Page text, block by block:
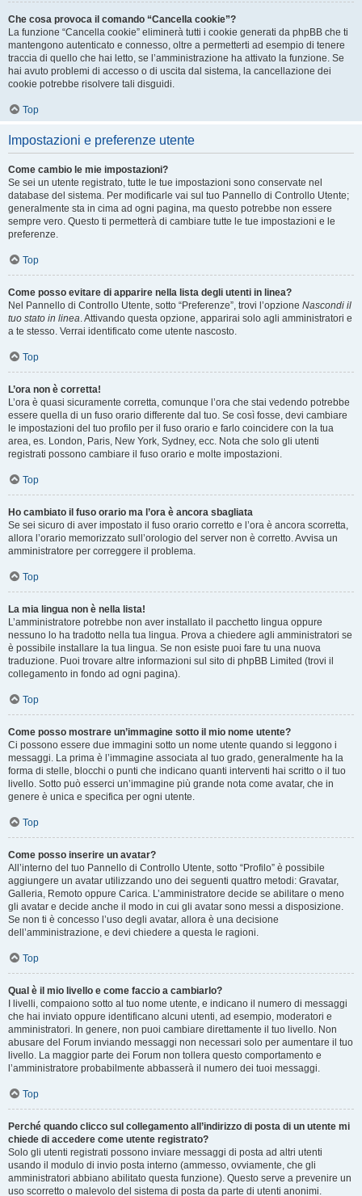
Che cosa provoca il comando “Cancella cookie”?
La funzione “Cancella cookie” eliminerà tutti i cookie generati da phpBB che ti
mantengono autenticato e connesso, oltre a permetterti ad esempio di tenere
traccia di quello che hai letto, se l’amministrazione ha attivato la funzione. Se
hai avuto problemi di accesso o di uscita dal sistema, la cancellazione dei
cookie potrebbe risolvere tali disguidi.
Top
Impostazioni e preferenze utente
Come cambio le mie impostazioni?
Se sei un utente registrato, tutte le tue impostazioni sono conservate nel
database del sistema. Per modificarle vai sul tuo Pannello di Controllo Utente;
generalmente sta in cima ad ogni pagina, ma questo potrebbe non essere
sempre vero. Questo ti permetterà di cambiare tutte le tue impostazioni e le
preferenze.
Top
Come posso evitare di apparire nella lista degli utenti in linea?
Nel Pannello di Controllo Utente, sotto “Preferenze”, trovi l’opzione Nascondi il
tuo stato in linea. Attivando questa opzione, apparirai solo agli amministratori e
a te stesso. Verrai identificato come utente nascosto.
Top
L’ora non è corretta!
L’ora è quasi sicuramente corretta, comunque l’ora che stai vedendo potrebbe
essere quella di un fuso orario differente dal tuo. Se così fosse, devi cambiare
le impostazioni del tuo profilo per il fuso orario e farlo coincidere con la tua
area, es. London, Paris, New York, Sydney, ecc. Nota che solo gli utenti
registrati possono cambiare il fuso orario e molte impostazioni.
Top
Ho cambiato il fuso orario ma l’ora è ancora sbagliata
Se sei sicuro di aver impostato il fuso orario corretto e l’ora è ancora scorretta,
allora l’orario memorizzato sull’orologio del server non è corretto. Avvisa un
amministratore per correggere il problema.
Top
La mia lingua non è nella lista!
L’amministratore potrebbe non aver installato il pacchetto lingua oppure
nessuno lo ha tradotto nella tua lingua. Prova a chiedere agli amministratori se
è possibile installare la tua lingua. Se non esiste puoi fare tu una nuova
traduzione. Puoi trovare altre informazioni sul sito di phpBB Limited (trovi il
collegamento in fondo ad ogni pagina).
Top
Come posso mostrare un’immagine sotto il mio nome utente?
Ci possono essere due immagini sotto un nome utente quando si leggono i
messaggi. La prima è l’immagine associata al tuo grado, generalmente ha la
forma di stelle, blocchi o punti che indicano quanti interventi hai scritto o il tuo
livello. Sotto può esserci un’immagine più grande nota come avatar, che in
genere è unica e specifica per ogni utente.
Top
Come posso inserire un avatar?
All’interno del tuo Pannello di Controllo Utente, sotto “Profilo” è possibile
aggiungere un avatar utilizzando uno dei seguenti quattro metodi: Gravatar,
Galleria, Remoto oppure Carica. L’amministratore decide se abilitare o meno
gli avatar e decide anche il modo in cui gli avatar sono messi a disposizione.
Se non ti è concesso l’uso degli avatar, allora è una decisione
dell’amministrazione, e devi chiedere a questa le ragioni.
Top
Qual è il mio livello e come faccio a cambiarlo?
I livelli, compaiono sotto al tuo nome utente, e indicano il numero di messaggi
che hai inviato oppure identificano alcuni utenti, ad esempio, moderatori e
amministratori. In genere, non puoi cambiare direttamente il tuo livello. Non
abusare del Forum inviando messaggi non necessari solo per aumentare il tuo
livello. La maggior parte dei Forum non tollera questo comportamento e
l’amministratore probabilmente abbasserà il numero dei tuoi messaggi.
Top
Perché quando clicco sul collegamento all’indirizzo di posta di un utente mi
chiede di accedere come utente registrato?
Solo gli utenti registrati possono inviare messaggi di posta ad altri utenti
usando il modulo di invio posta interno (ammesso, ovviamente, che gli
amministratori abbiano abilitato questa funzione). Questo serve a prevenire un
uso scorretto o malevolo del sistema di posta da parte di utenti anonimi.